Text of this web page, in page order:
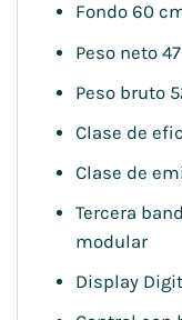
Fondo 60
Peso neto
Peso bruto
Clase de
Clase de
Tercera
modular
Display